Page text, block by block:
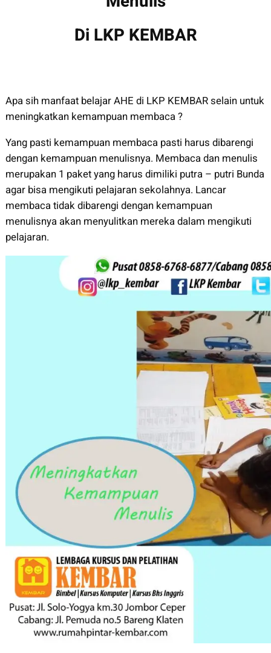
Di LKP KEMBAR
Apa sih manfaat belajar AHE di LKP KEMBAR selain untuk
meningkatkan kemampuan membaca ?
Yang pasti kemampuan membaca pasti harus dibarengi
dengan kemampuan menulisnya. Membaca dan menulis
merupakan 1 paket yang harus dimiliki putra – putri Bunda
agar bisa mengikuti pelajaran sekolahnya. Lancar
membaca tidak dibarengi dengan kemampuan
menulisnya akan menyulitkan mereka dalam mengikuti
pelajaran.